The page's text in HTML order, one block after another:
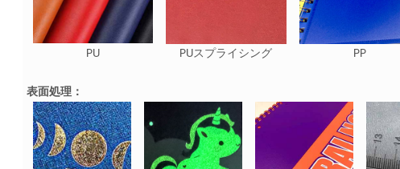
PU PUスプライシング PP
表面処理：